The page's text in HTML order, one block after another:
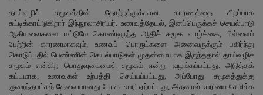
தாய்வழிச் சமூகத்தின் தோற்றத்துக்கான காரணத்தை சிறப்பாக
சுட்டிக்காட்டுகிறார் இந்நூலாசிரியர். உணவுத்தேடல், இனப்பெருக்கச் செயல்பாடு
ஆகியவைகளை மட்டுமே கொண்டிருந்த ஆதிச் சமூக வாழ்க்கை, பிள்ளைப்
பேற்றின் காரணமாகவும், உணவுப் பொருட்களை அனைவருக்கும் பகிர்ந்து
கொடுப்பதில் பெண்ணின் செயல்பாடுகள் முதன்மையாக இருந்ததால் தாய்வழிச
சமூகம் என்கிற பொதுவுடைமைச் சமூகம் என்று வழங்கப்பட்டது. அடுத்தக்
கட்டமாக, உணவுகள் உற்பத்தி செய்யப்பட்டது, அப்போது சமூகத்துக்கு
குறைந்தபட்சத் தேவையானது போக உபரி ஏற்பட்டது, அதனால் உபரியை சேமிக்க